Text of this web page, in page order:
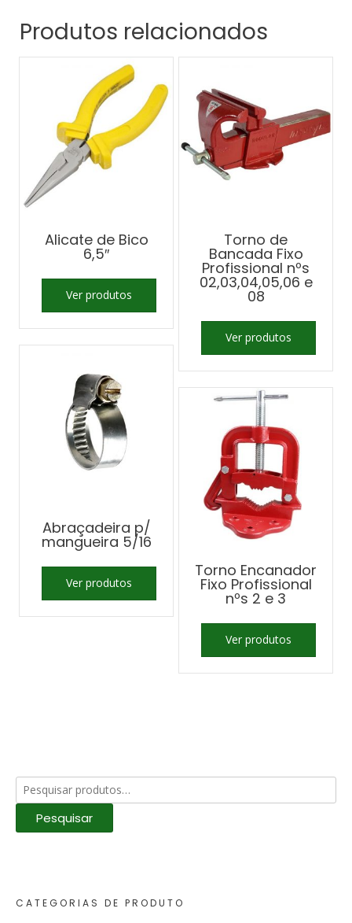
Produtos relacionados
Alicate de Bico
6,5″
Ver produtos
Torno de
Bancada Fixo
Profissional nºs
02,03,04,05,06 e
08
Ver produtos
Abraçadeira p/
mangueira 5/16
Ver produtos
Torno Encanador
Fixo Profissional
nºs 2 e 3
Ver produtos
Pesquisar
por:
Pesquisar
CATEGORIAS DE PRODUTO